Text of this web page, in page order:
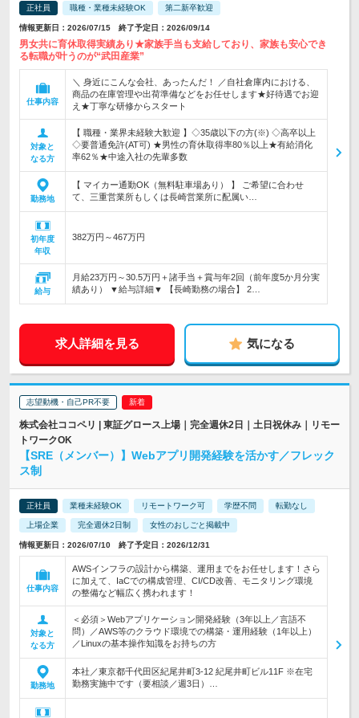
正社員 職種・業種未経験OK 第二新卒歓迎
情報更新日：2026/07/15 終了予定日：2026/09/14
男女共に育休取得実績あり★家族手当も支給しており、家族も安心でき
る転職が叶うのが“武田産業”
仕事内容
＼ 身近にこんな会社、あったんだ！ ／自社倉庫内における、
商品の在庫管理や出荷準備などをお任せします★好待遇でお迎
え★丁寧な研修からスタート
対象と
なる方
【 職種・業界未経験大歓迎 】◇35歳以下の方(※) ◇高卒以上
◇要普通免許(AT可) ★男性の育休取得率80％以上★有給消化
率62％★中途入社の先輩多数
勤務地
【 マイカー通勤OK（無料駐車場あり） 】 ご希望に合わせ
て、三重営業所もしくは長崎営業所に配属い…
初年度
年収
382万円～467万円
給与
月給23万円～30.5万円＋諸手当＋賞与年2回（前年度5か月分実
績あり） ▼給与詳細▼ 【長崎勤務の場合】 2…
求人詳細を見る 気になる
志望動機・自己PR不要
株式会社ココペリ | 東証グロース上場｜完全週休2日｜土日祝休み｜リモー
トワークOK
【SRE（メンバー）】Webアプリ開発経験を活かす／フレック
ス制
正社員 業種未経験OK リモートワーク可 学歴不問 転勤なし
上場企業 完全週休2日制 女性のおしごと掲載中
情報更新日：2026/07/10 終了予定日：2026/12/31
仕事内容
AWSインフラの設計から構築、運用までをお任せします！さら
に加えて、IaCでの構成管理、CI/CD改善、モニタリング環境
の整備など幅広く携われます！
対象と
なる方
＜必須＞Webアプリケーション開発経験（3年以上／言語不
問）／AWS等のクラウド環境での構築・運用経験（1年以上）
／Linuxの基本操作知識をお持ちの方
勤務地
本社／東京都千代田区紀尾井町3-12 紀尾井町ビル11F ※在宅
勤務実施中です（要相談／週3日）…